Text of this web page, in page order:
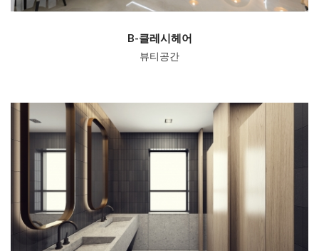
B-클레시헤어
뷰티공간